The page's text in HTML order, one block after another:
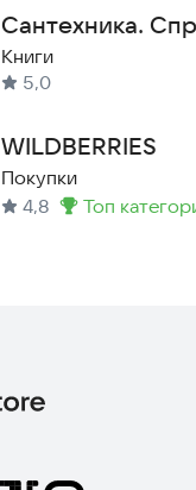
Сантехника.
Книги
5,0
WILDBERRIES
Покупки
4,8
Метка :
топ